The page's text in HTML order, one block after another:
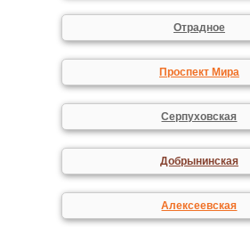
Отрадное
Проспект Мира
Серпуховская
Добрынинская
Алексеевская